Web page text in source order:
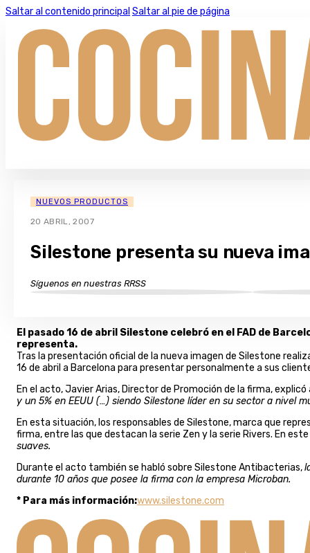
Saltar al contenido principal Saltar al pie de página
NUEVOS PRODUCTOS
20 ABRIL, 2007
Silestone presenta su nueva
Síguenos en nuestras RRSS
El pasado 16 de abril Silestone celebró en el FAD de
representa.
Tras la presentación oficial de la nueva imagen de Silestone
16 de abril a Barcelona para presentar personalmente a sus
En el acto, Javier Arias, Director de Promoción de la firma,
y un 5% en EEUU (…) siendo Silestone líder en su sector a nivel
En esta situación, los responsables de Silestone, marca que
firma, entre las que destacan la serie Zen y la serie Rivers. En
suaves.
Durante el acto también se habló sobre Silestone Antibacterias,
durante 10 años que posee la firma con la empresa Microban.
* Para más información:www.silestone.com